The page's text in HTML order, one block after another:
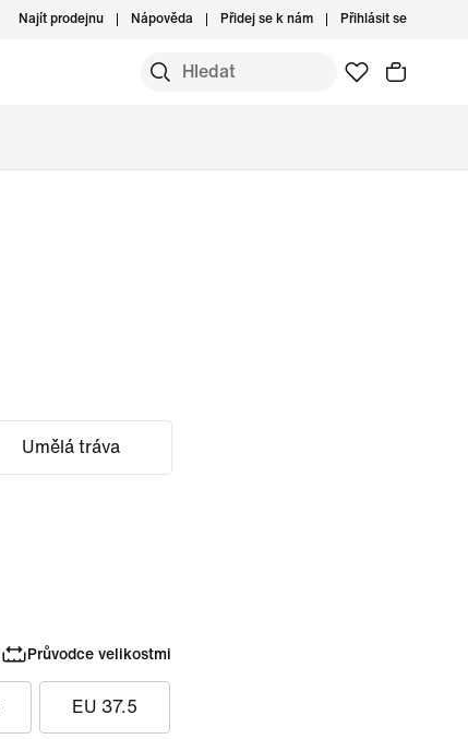
Najít prodejnu Nápověda Přidej se k nám Přihlásit se
Umělá tráva
Průvodce velikostmi
EU 37.5